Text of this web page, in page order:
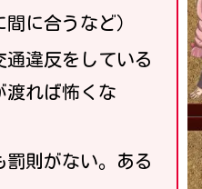
に合うなど）
通違反をしている
渡れば怖くな
罰則がない。ある